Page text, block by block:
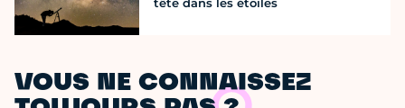
tête dans les étoiles
VOUS NE CONNAISSEZ